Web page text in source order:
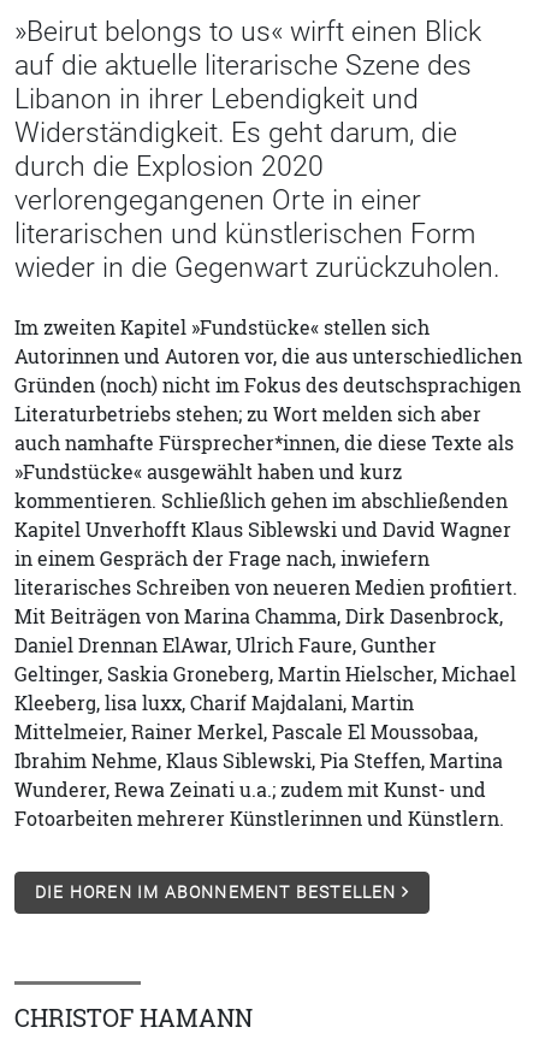
»Beirut belongs to us« wirft einen Blick
auf die aktuelle literarische Szene des
Libanon in ihrer Lebendigkeit und
Widerständigkeit. Es geht darum, die
durch die Explosion 2020
verlorengegangenen Orte in einer
literarischen und künstlerischen Form
wieder in die Gegenwart zurückzuholen.
Im zweiten Kapitel »Fundstücke« stellen sich
Autorinnen und Autoren vor, die aus unterschiedlichen
Gründen (noch) nicht im Fokus des deutschsprachigen
Literaturbetriebs stehen; zu Wort melden sich aber
auch namhafte Fürsprecher*innen, die diese Texte als
»Fundstücke« ausgewählt haben und kurz
kommentieren. Schließlich gehen im abschließenden
Kapitel Unverhofft Klaus Siblewski und David Wagner
in einem Gespräch der Frage nach, inwiefern
literarisches Schreiben von neueren Medien profitiert.
Mit Beiträgen von Marina Chamma, Dirk Dasenbrock,
Daniel Drennan ElAwar, Ulrich Faure, Gunther
Geltinger, Saskia Groneberg, Martin Hielscher, Michael
Kleeberg, lisa luxx, Charif Majdalani, Martin
Mittelmeier, Rainer Merkel, Pascale El Moussobaa,
Ibrahim Nehme, Klaus Siblewski, Pia Steffen, Martina
Wunderer, Rewa Zeinati u.a.; zudem mit Kunst- und
Fotoarbeiten mehrerer Künstlerinnen und Künstlern.
DIE HOREN IM ABONNEMENT BESTELLEN
CHRISTOF HAMANN